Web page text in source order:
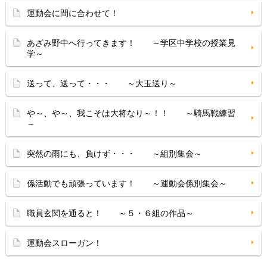
運動会に間に合わせて！
あざみ野中へ行ってきます！ ～学区中学校の授業見
学～
送って、送って・・・ ～大玉送り～
や～、や～、我こそは大将なり～！！ ～騎馬戦練習
～
突然の雨にも、負けず・・・ ～組別集会～
係活動でも頑張っています！ ～運動会係別集会～
職員玄関を通ると！ ～５・６組の作品～
運動会スローガン！